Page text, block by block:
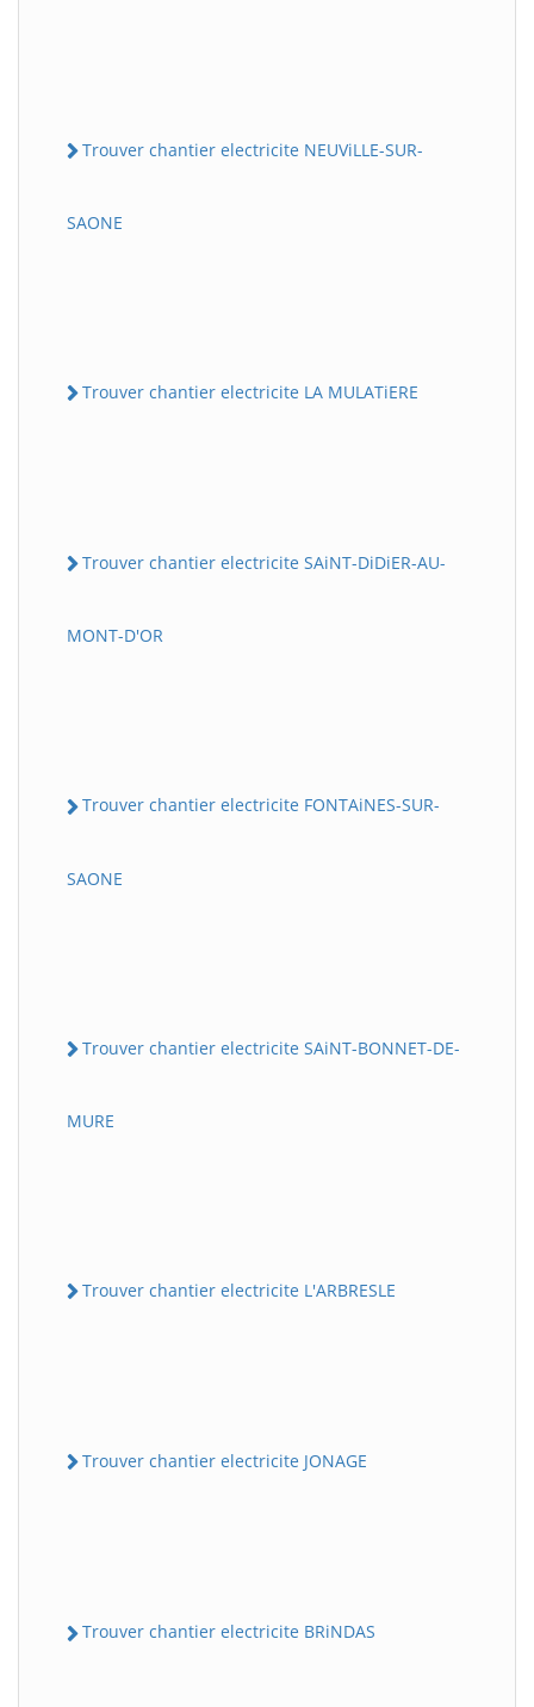
Trouver chantier electricite NEUViLLE-SUR-
SAONE
Trouver chantier electricite LA MULATiERE
Trouver chantier electricite SAiNT-DiDiER-AU-
MONT-D'OR
Trouver chantier electricite FONTAiNES-SUR-
SAONE
Trouver chantier electricite SAiNT-BONNET-DE-
MURE
Trouver chantier electricite L'ARBRESLE
Trouver chantier electricite JONAGE
Trouver chantier electricite BRiNDAS